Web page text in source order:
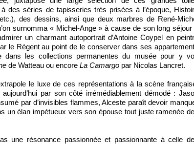
des séries de tapisseries très prisées à l’époque,
des dessins, ainsi que deux marbres de René-
surnomma « Michel-Ange » à cause de son long séjour
un charmant autoportrait d’Antoine Coypel en
le Régent au point de le conserver dans ses
dans les collections permanentes du musée pour y
de Watteau ou encore La Camargo par Nicolas Lancret.
le luxe de ces représentations à la scène
par son côté irrémédiablement démodé :
par d’invisibles flammes, Alceste paraît devoir
un élan impétueux vers son épouse tout juste ramenée
une résonance passionnée et passionnante à celle